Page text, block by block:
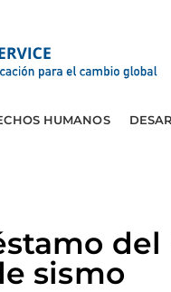
HUMANOS
sismo